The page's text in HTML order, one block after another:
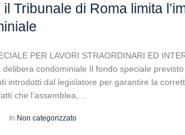
il Tribunale di Roma limita
PER LAVORI STRAORDINARI ED
delibera condominiale Il fondo speciale
introdotti dal legislatore per garantire la
che l’assemblea,...
In Non categorizzato